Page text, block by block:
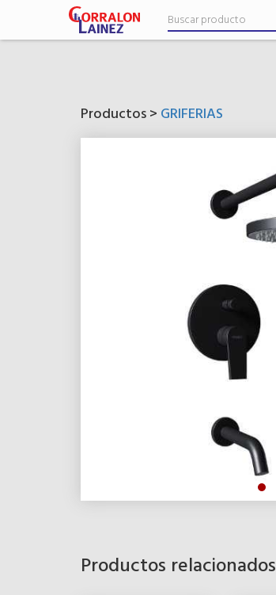
Productos > GRIFERIAS
Productos relacionados